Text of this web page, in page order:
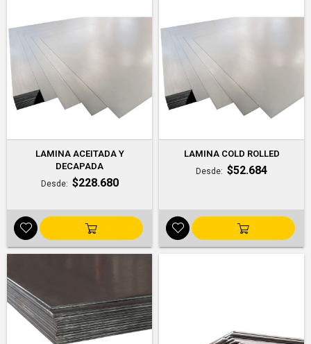
LAMINA ACEITADA Y
DECAPADA
Desde $228.680
LAMINA COLD ROLLED
Desde $52.684